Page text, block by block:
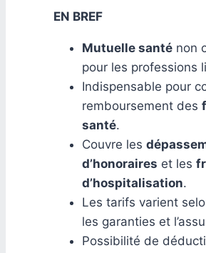
EN BREF
Mutuelle santé non
pour les professions
Indispensable pour
remboursement des
santé.
Couvre les
d’honoraires et les
d’hospitalisation.
Les tarifs varient
les garanties et
Possibilité de